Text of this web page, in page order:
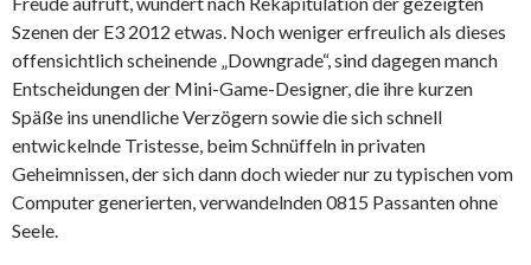
Szenen der E3 2012 etwas. Noch weniger erfreulich als dieses
offensichtlich scheinende „Downgrade“, sind dagegen manch
Entscheidungen der Mini-Game-Designer, die ihre kurzen
Späße ins unendliche Verzögern sowie die sich schnell
entwickelnde Tristesse, beim Schnüffeln in privaten
Geheimnissen, der sich dann doch wieder nur zu typischen vom
Computer generierten, verwandelnden 0815 Passanten ohne
Seele.